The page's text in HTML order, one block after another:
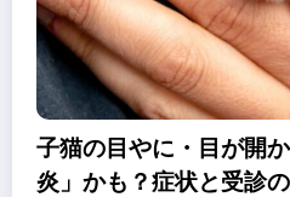
子猫の目やに・目が開
炎」かも？症状と受診